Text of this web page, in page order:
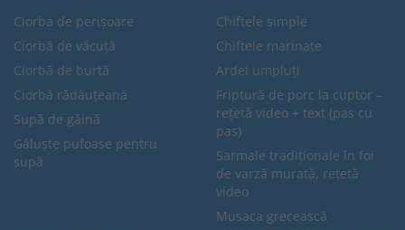
Ciorba de perișoare
Ciorbă de văcuță
Ciorbă de burtă
Ciorbă rădăuțeană
Supă de găină
Găluște pufoase pentru
supă
Chiftele simple
Chiftele marinate
Ardei umpluți
Friptură de porc la cuptor –
rețetă video + text (pas cu
pas)
Sarmale tradiționale în foi
de varză murată, rețetă
video
Musaca grecească